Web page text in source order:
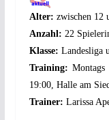
Alter: zwischen 12
Anzahl: 22
Klasse: Landesliga
Training:
19:00, Halle am
Trainer: Larissa